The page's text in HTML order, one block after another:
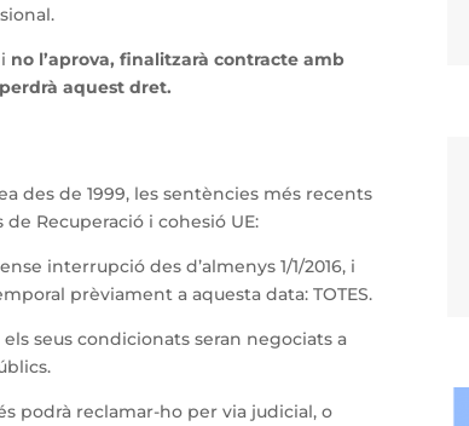
no l’aprova, finalitzarà contracte amb
aquest dret.
des de 1999, les sentències més recents
Recuperació i cohesió UE:
interrupció des d’almenys 1/1/2016, i
prèviament a aquesta data: TOTES.
els seus condicionats seran negociats a
podrà reclamar-ho per via judicial, o